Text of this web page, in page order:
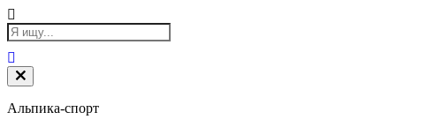
Альпика-спорт